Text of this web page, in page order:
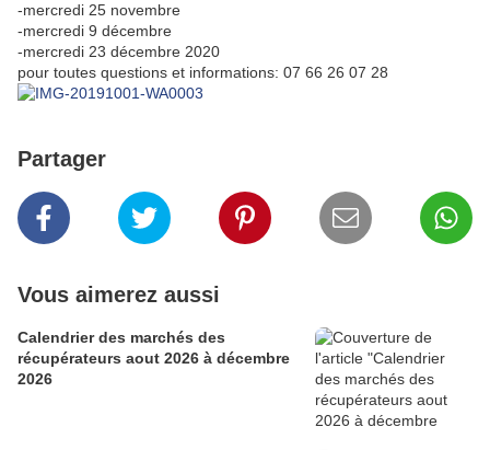
-mercredi 25 novembre
-mercredi 9 décembre
-mercredi 23 décembre 2020
pour toutes questions et informations: 07 66 26 07 28
Partager
Vous aimerez aussi
Calendrier des marchés des
récupérateurs aout 2026 à décembre
2026